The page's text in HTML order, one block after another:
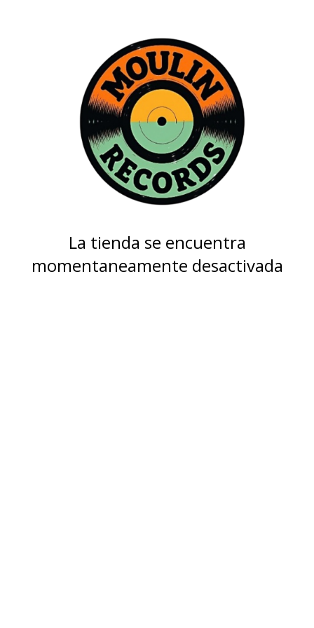
La tienda se encuentra
momentaneamente desactivada